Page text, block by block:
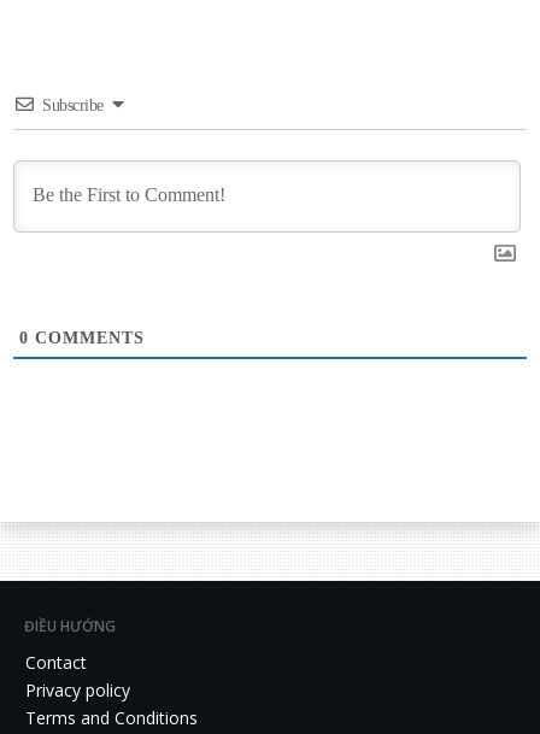
Subscribe
0 COMMENTS
ĐIỀU HƯỚNG
Contact
Privacy policy
Terms and Conditions